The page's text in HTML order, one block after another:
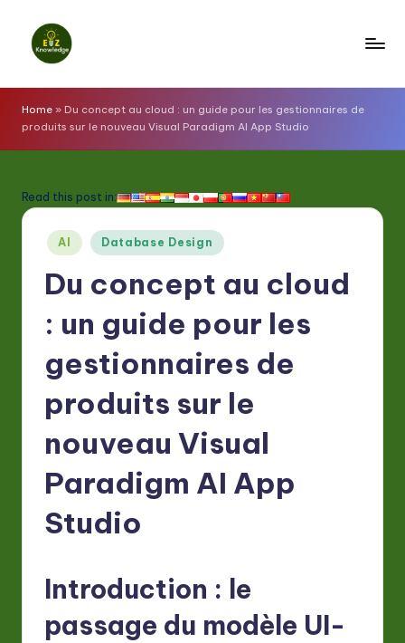
z
K
o
w
Home » Du concept au cloud : un guide pour les gestionnaires de
produits sur le nouveau Visual Paradigm AI App Studio
Read this post in:
Posted
in
AI Database Design
Du concept au cloud
: un guide pour les
gestionnaires de
produits sur le
nouveau Visual
Paradigm AI App
Studio
Introduction : le
passage du modèle UI-